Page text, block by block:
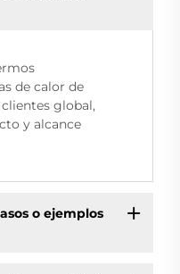
de calor de
global,
y alcance
o ejemplos